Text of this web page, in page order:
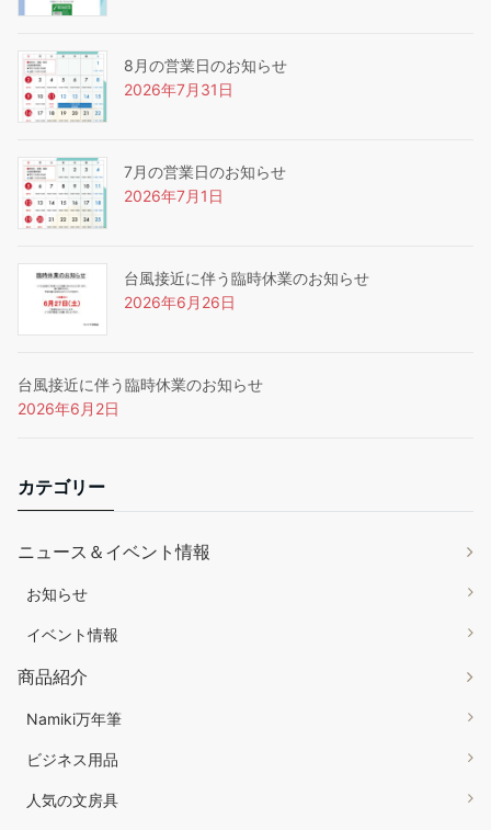
8月の営業日のお知らせ
2026年7月31日
7月の営業日のお知らせ
2026年7月1日
台風接近に伴う臨時休業のお知らせ
2026年6月26日
台風接近に伴う臨時休業のお知らせ
2026年6月2日
カテゴリー
ニュース＆イベント情報
お知らせ
イベント情報
商品紹介
Namiki万年筆
ビジネス用品
人気の文房具